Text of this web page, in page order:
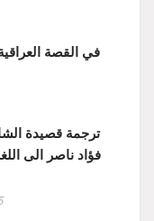
في القصة
ترجمة قصيدة
فؤاد ناصر الى